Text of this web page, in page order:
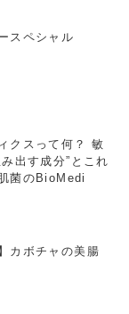
スペシャル
クスって何？ 敏
出す成分”とこれ
菌のBioMedi
カボチャの美腸